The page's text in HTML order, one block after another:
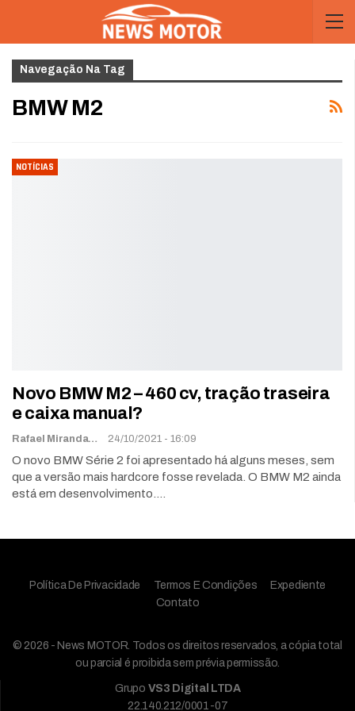
Navegação Na Tag
BMW M2
NOTÍCIAS
Novo BMW M2 – 460 cv, tração traseira
e caixa manual?
Rafael Miranda 24/10/2021 - 16:09
O novo BMW Série 2 foi apresentado há alguns meses, sem
que a versão mais hardcore fosse revelada. O BMW M2 ainda
está em desenvolvimento.…
Política De Privacidade Termos E Condições
Expediente
Contato
© 2026 - News MOTOR. Todos os direitos reservados, a cópia total
ou parcial é proibida sem prévia permissão.
Grupo VS3 Digital LTDA
22.140.212/0001-07